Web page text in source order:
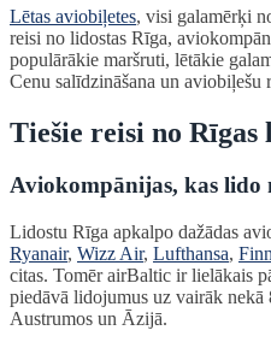
Lētas aviobiļetes, visi galamērķi
reisi no lidostas Rīga,
populārākie maršruti, lētākie
Cenu salīdzināšana un aviobiļešu
Tiešie reisi no Rīgas
Aviokompānijas, kas lido
Lidostu Rīga apkalpo dažādas
Ryanair, Wizz Air, Lufthansa,
citas. Tomēr airBaltic ir lielākais
piedāvā lidojumus uz vairāk
Austrumos un Āzijā.